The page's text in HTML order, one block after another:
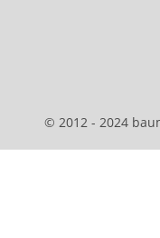
© 2012 - 2024